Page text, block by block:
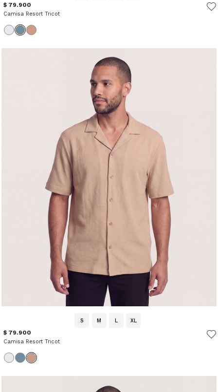
$ 79.900
Camisa Resort Tricot
S M L XL
$ 79.900
Camisa Resort Tricot